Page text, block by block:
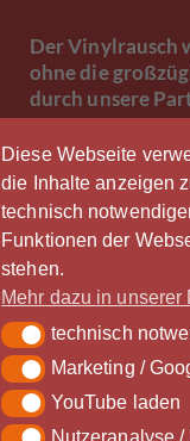
Diese Webseite
die Inhalte anzeigen
technisch
Funktionen der
stehen.
Mehr dazu in
technischtechnisch
Marketing / Google
Marketing /
YouTube laden
YouTube laden
Nutzeranalyse
Der Vinylrausch
ohne die
durch unsere